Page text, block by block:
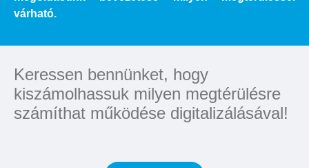
várható.
Keressen bennünket, hogy
kiszámolhassuk milyen megtérülésre
számíthat működése digitalizálásával!